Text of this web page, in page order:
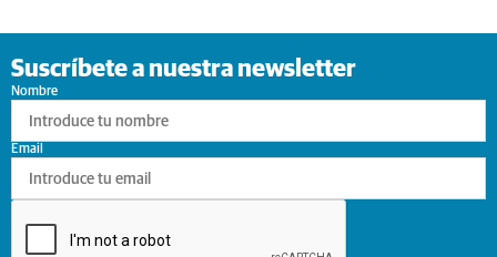
Suscríbete a nuestra newsletter
Nombre
Email